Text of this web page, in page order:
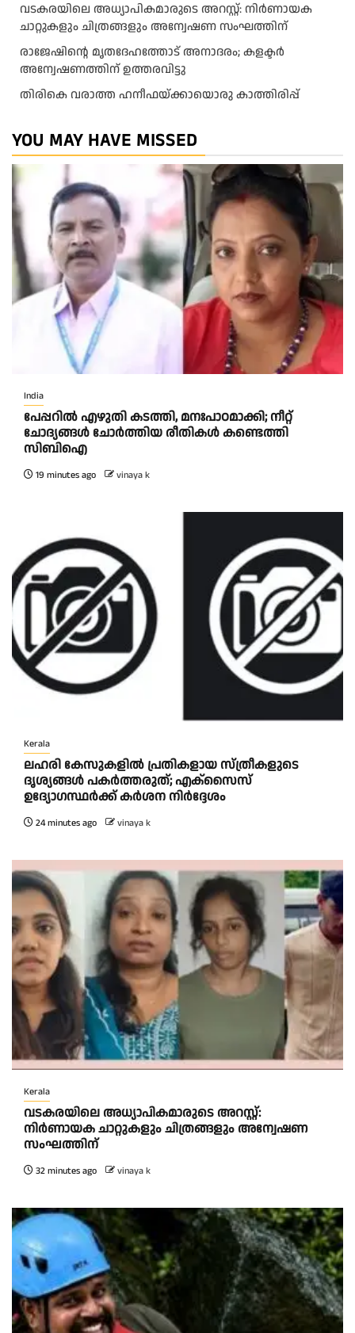
വടകരയിലെ അധ്യാപികമാരുടെ അറസ്റ്റ്: നിർണായക
ചാറ്റുകളും ചിത്രങ്ങളും അന്വേഷണ സംഘത്തിന്
രാജേഷിന്റെ മൃതദേഹത്തോട് അനാദരം; കളക്ടർ
അന്വേഷണത്തിന് ഉത്തരവിട്ടു
തിരികെ വരാത്ത ഹനീഫയ്ക്കായൊരു കാത്തിരിപ്പ്
YOU MAY HAVE MISSED
India
പേപ്പറിൽ എഴുതി കടത്തി, മനഃപാഠമാക്കി; നീറ്റ്
ചോദ്യങ്ങൾ ചോർത്തിയ രീതികൾ കണ്ടെത്തി
സിബിഐ
19 minutes ago vinaya k
Kerala
ലഹരി കേസുകളിൽ പ്രതികളായ സ്ത്രീകളുടെ
ദൃശ്യങ്ങൾ പകർത്തരുത്; എക്‌സൈസ്
ഉദ്യോഗസ്ഥർക്ക് കർശന നിർദ്ദേശം
24 minutes ago vinaya k
Kerala
വടകരയിലെ അധ്യാപികമാരുടെ അറസ്റ്റ്:
നിർണായക ചാറ്റുകളും ചിത്രങ്ങളും അന്വേഷണ
സംഘത്തിന്
32 minutes ago vinaya k